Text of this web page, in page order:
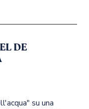
DE
su una